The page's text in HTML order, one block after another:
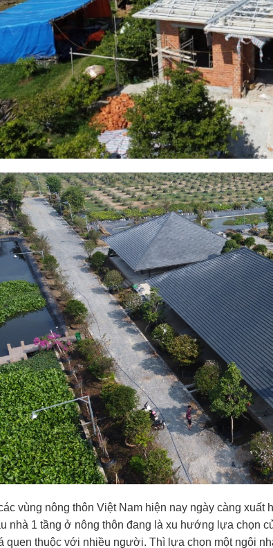
vùng nông thôn Việt Nam hiện nay ngày càng
nhà 1 tầng ở nông thôn đang là xu hướng lựa chọn
quen thuộc với nhiều người. Thì lựa chọn một ngôi